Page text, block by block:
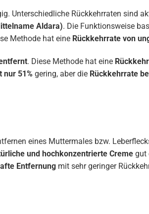
Unterschiedliche Rückkehrraten sind
Aldara). Die Funktionsweise
Methode hat eine Rückkehrrate von
. Diese Methode hat eine
nur 51% gering, aber die Rückkehrrate
eines Muttermales bzw.
und hochkonzentrierte Creme gut
Entfernung mit sehr geringer